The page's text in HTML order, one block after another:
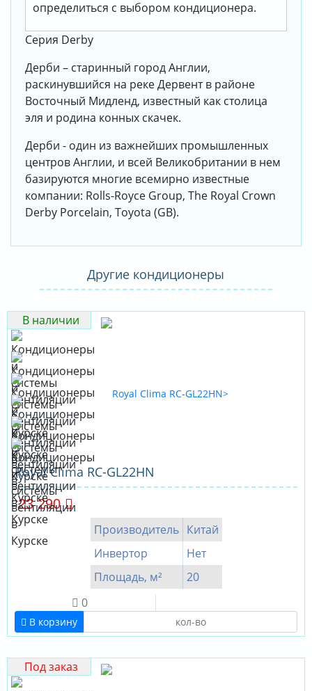
определиться с выбором кондиционера.
Серия Derby
Дерби – старинный город Англии,
раскинувшийся на реке Дервент в районе
Восточный Мидленд, известный как столица
эля и родина конных скачек.
Дерби - один из важнейших промышленных
центров Англии, и всей Великобритании в нем
базируются многие всемирно известные
компании: Rolls-Royce Group, The Royal Crown
Derby Porcelain, Toyota (GB).
Другие кондиционеры
В наличии
Royal Clima RC-GL22HN
23 290
Производитель Китай
Инвертор
Нет
Площадь, м²
20
0
В корзину
Под заказ